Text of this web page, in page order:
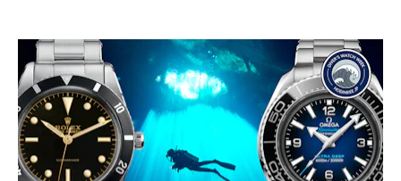
セイコー / Seiko
ダイバーズウォッチの歴史──サブマリーナー、フィフテ
ィ ファゾムスから現代まで、100年の進化をたどる